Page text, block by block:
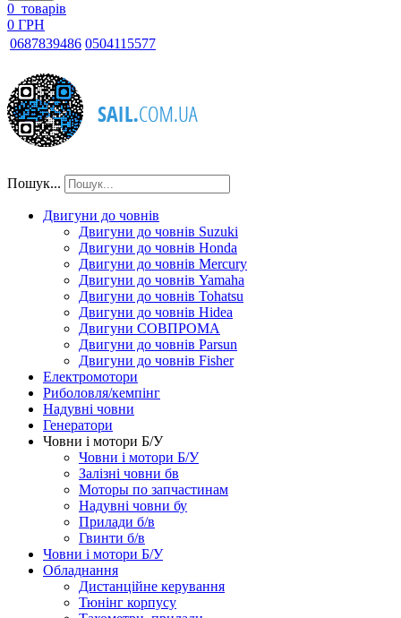
0 товарів
0 ГРН
0687839486 0504115577
Пошук...
Двигуни до човнів
Двигуни до човнів Suzuki
Двигуни до човнів Honda
Двигуни до човнів Mercury
Двигуни до човнів Yamaha
Двигуни до човнів Tohatsu
Двигуни до човнів Hidea
Двигуни СОВПРОМА
Двигуни до човнів Parsun
Двигуни до човнів Fisher
Електромотори
Риболовля/кемпінг
Надувні човни
Генератори
Човни і мотори Б/У
Човни і мотори Б/У
Залізні човни бв
Моторы по запчастинам
Надувні човни бу
Прилади б/в
Гвинти б/в
Човни і мотори Б/У
Обладнання
Дистанційне керування
Тюнінг корпусу